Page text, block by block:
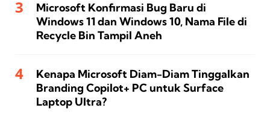
Microsoft Konfirmasi Bug Baru di
Windows 11 dan Windows 10, Nama File di
Recycle Bin Tampil Aneh
Kenapa Microsoft Diam-Diam Tinggalkan
Branding Copilot+ PC untuk Surface
Laptop Ultra?